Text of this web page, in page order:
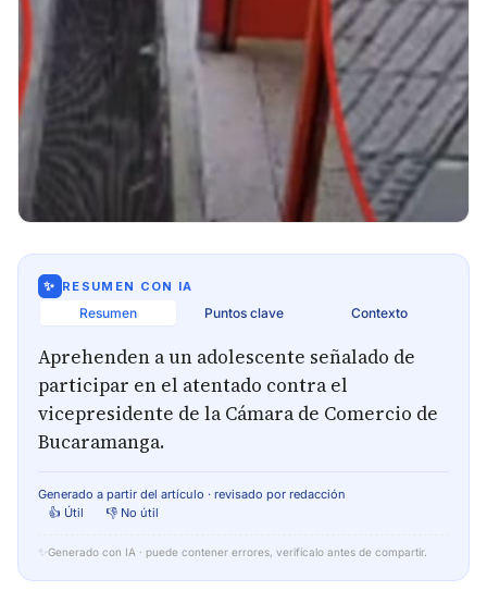
✨ RESUMEN CON IA
Resumen Puntos clave Contexto
Aprehenden a un adolescente señalado de
participar en el atentado contra el
vicepresidente de la Cámara de Comercio de
Bucaramanga.
Generado a partir del artículo · revisado por redacción
👍 Útil
👎 No útil
✨ Generado con IA · puede contener errores, verifícalo antes de compartir.